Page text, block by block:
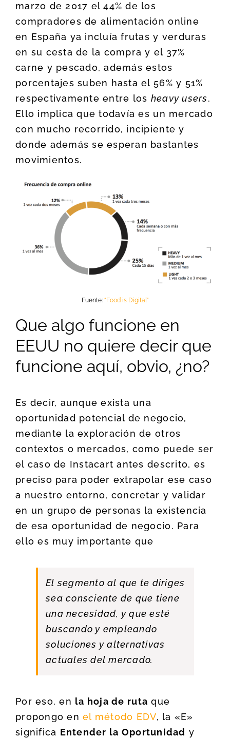
marzo de 2017 el 44% de los
compradores de alimentación online
en España ya incluía frutas y verduras
en su cesta de la compra y el 37%
carne y pescado, además estos
porcentajes suben hasta el 56% y 51%
respectivamente entre los heavy users.
Ello implica que todavía es un mercado
con mucho recorrido, incipiente y
donde además se esperan bastantes
movimientos.
Fuente: “Food is Digital”
Que algo funcione en
EEUU no quiere decir que
funcione aquí, obvio, ¿no?
Es decir, aunque exista una
oportunidad potencial de negocio,
mediante la exploración de otros
contextos o mercados, como puede ser
el caso de Instacart antes descrito, es
preciso para poder extrapolar ese caso
a nuestro entorno, concretar y validar
en un grupo de personas la existencia
de esa oportunidad de negocio. Para
ello es muy importante que
El segmento al que te diriges
sea consciente de que tiene
una necesidad, y que esté
buscando y empleando
soluciones y alternativas
actuales del mercado.
Por eso, en la hoja de ruta que
propongo enel método EDV, la «E»
significa Entender la Oportunidad y